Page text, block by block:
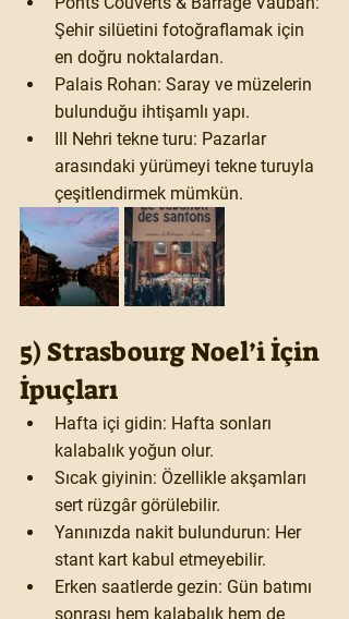
Şehir silüetini fotoğraflamak için
en doğru noktalardan.
Palais Rohan: Saray ve müzelerin
bulunduğu ihtişamlı yapı.
Ill Nehri tekne turu: Pazarlar
arasındaki yürümeyi tekne turuyla
çeşitlendirmek mümkün.
5) Strasbourg Noel’i İçin
İpuçları
Hafta içi gidin: Hafta sonları
kalabalık yoğun olur.
Sıcak giyinin: Özellikle akşamları
sert rüzgâr görülebilir.
Yanınızda nakit bulundurun: Her
stant kart kabul etmeyebilir.
Erken saatlerde gezin: Gün batımı
sonrası hem kalabalık hem de